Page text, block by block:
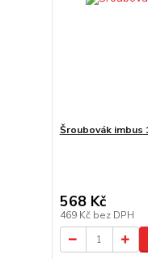
Šroubovák imbus
568 Kč
469 Kč bez DPH